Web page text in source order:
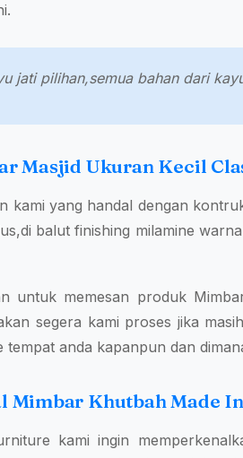
jati pilihan,semua bahan dari
Masjid Ukuran Kecil
kami yang handal dengan
balut finishing milamine
untuk memesan produk
segera kami proses jika
anda kapanpun dan
Mimbar Khutbah Made
kami ingin